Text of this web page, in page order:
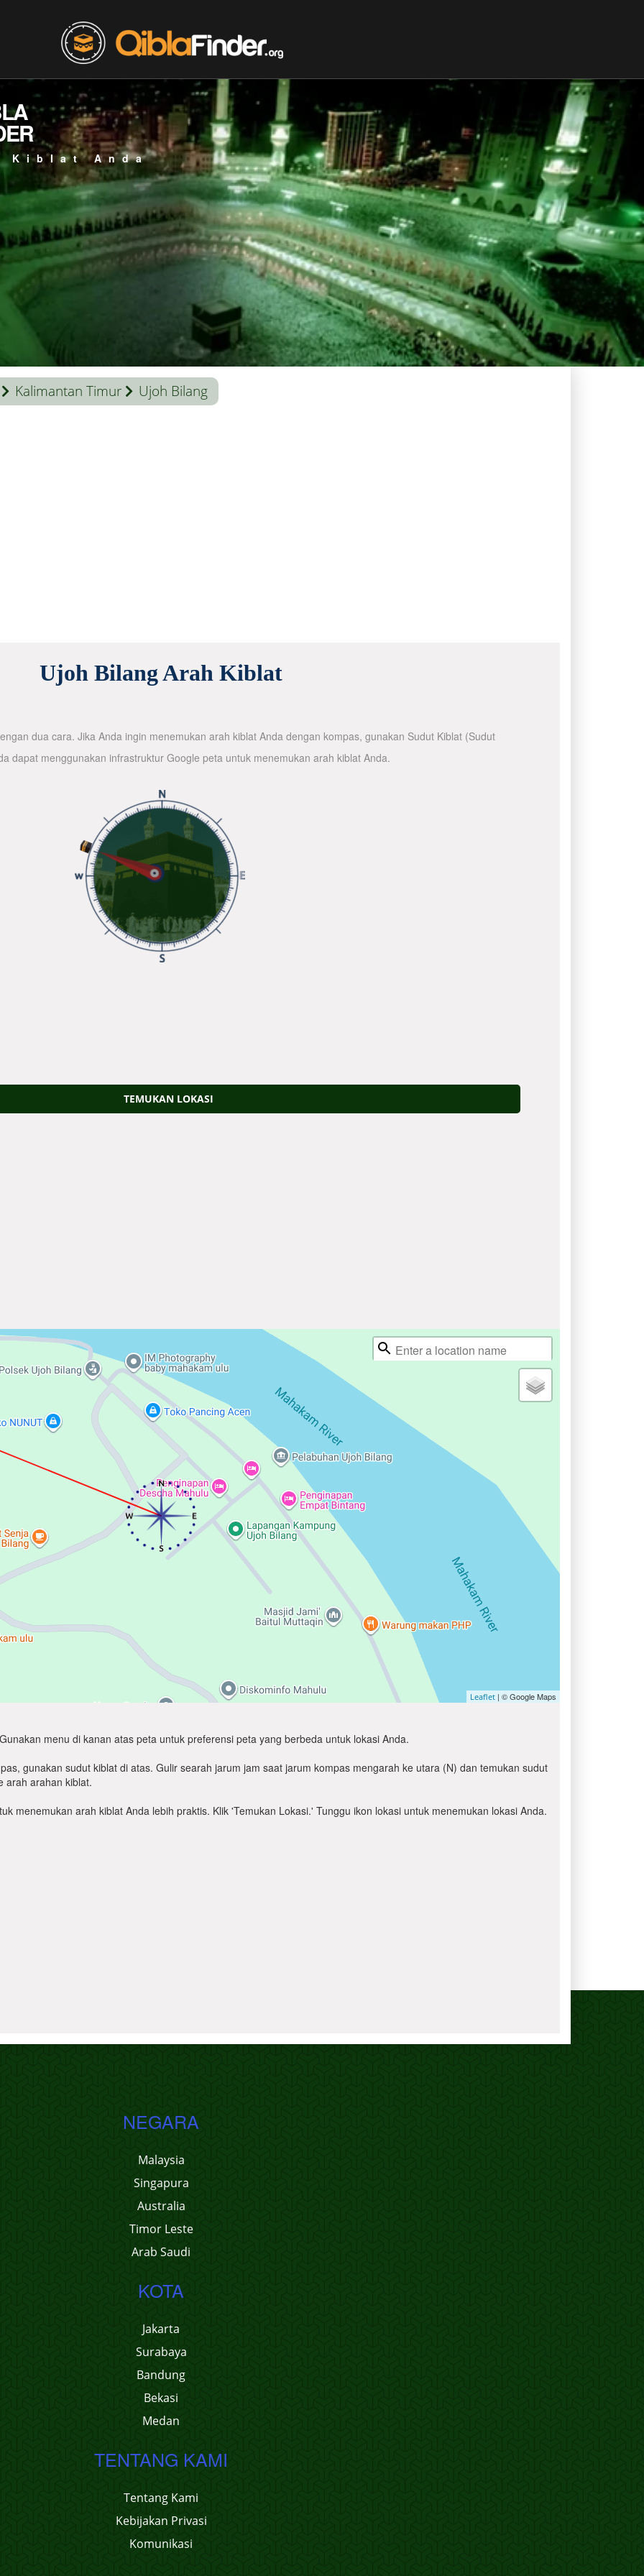
Kiblat Anda
Kalimantan Timur Ujoh Bilang
Ujoh Bilang Arah Kiblat
dua cara. Jika Anda ingin menemukan arah kiblat Anda dengan kompas, gunakan Sudut Kiblat (Sudut
dapat menggunakan infrastruktur Google peta untuk menemukan arah kiblat Anda.
TEMUKAN LOKASI
Leaflet | © Google Maps
menu di kanan atas peta untuk preferensi peta yang berbeda untuk lokasi Anda.
gunakan sudut kiblat di atas. Gulir searah jarum jam saat jarum kompas mengarah ke utara (N) dan temukan sudut
arah arahan kiblat.
menemukan arah kiblat Anda lebih praktis. Klik 'Temukan Lokasi.' Tunggu ikon lokasi untuk menemukan lokasi Anda.
NEGARA
Malaysia
Singapura
Australia
Timor Leste
Arab Saudi
KOTA
Jakarta
Surabaya
Bandung
Bekasi
Medan
TENTANG KAMI
Tentang Kami
Kebijakan Privasi
Komunikasi